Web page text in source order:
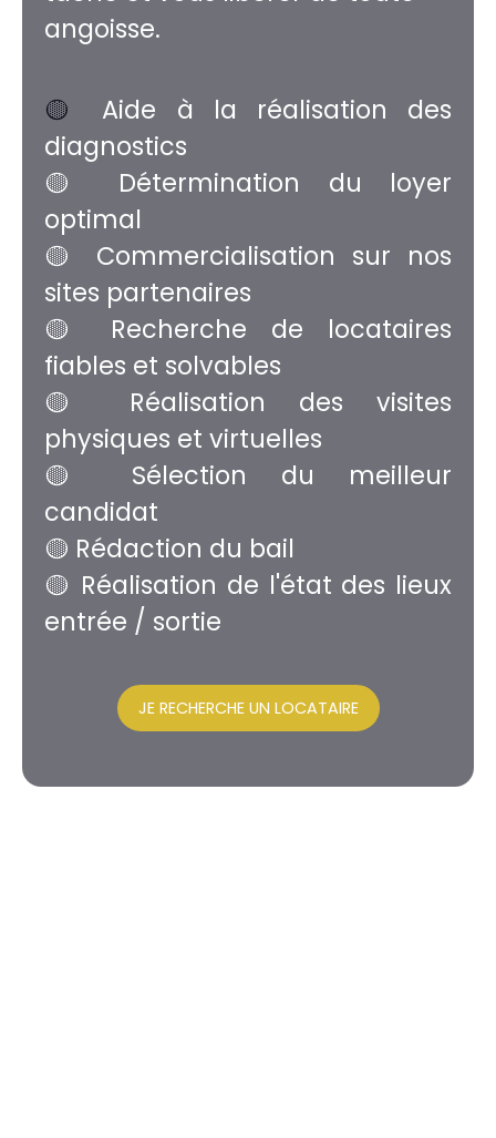
angoisse.
🟡 Aide à la réalisation des
diagnostics
🟡 Détermination du loyer
optimal
🟡 Commercialisation sur nos
sites partenaires
🟡 Recherche de locataires
fiables et solvables
🟡 Réalisation des visites
physiques et virtuelles
🟡 Sélection du meilleur
candidat
🟡 Rédaction du bail
🟡 Réalisation de l'état des lieux
entrée / sortie
JE RECHERCHE UN LOCATAIRE